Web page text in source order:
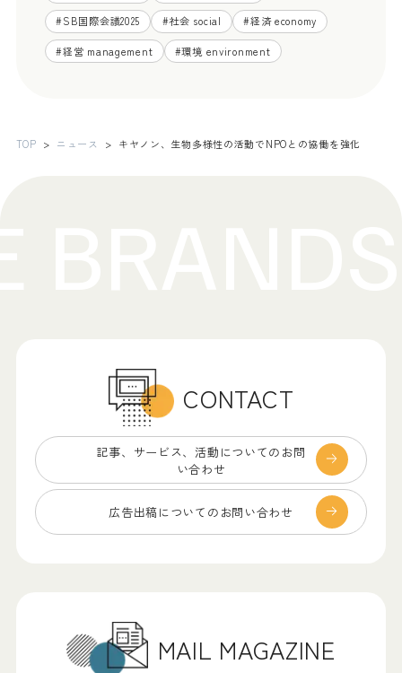
#SB国際会議2025 #社会 social #経済 economy
#経営 management #環境 environment
TOP ニュース キヤノン、生物多様性の活動でNPOとの協働を強化
CONTACT
記事、サービス、 活動についてのお問
い合わせ
広告出稿についての お問い合わせ
MAIL MAGAZINE